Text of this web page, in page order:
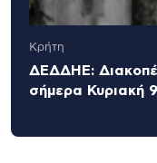
Κρήτη
ΔΕΔΔΗΕ:
σήμερα Κυριακή